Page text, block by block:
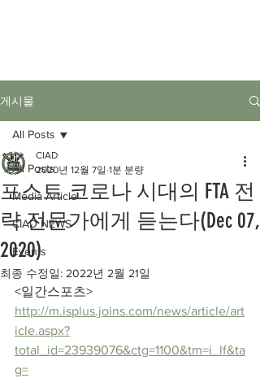
게시물
All Posts
Media Article
CIAD NEWS
Events
All Posts
포스트 코로나 시대의 FTA 전
략 전문가에게 듣는다(Dec 07,
2020)
CIAD
2020년 12월 7일 1분 분량
최종 수정일: 2022년 2월 21일
<일간스포츠>
http://m.isplus.joins.com/news/article/art
icle.aspx?
total_id=23939076&ctg=1100&tm=i_lf&ta
g=